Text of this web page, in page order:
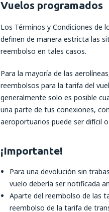
Vuelos programados
Los Términos y Condiciones de
definen de manera estricta las
reembolso en tales casos.
Para la mayoría de las
reembolsos para la tarifa del
generalmente solo es posible
una parte de tus conexiones,
aeroportuarios puede ser difícil
¡Importante!
Para una devolución sin
vuelo debería ser notificada
Aparte del reembolso de las
reembolso de la tarifa de